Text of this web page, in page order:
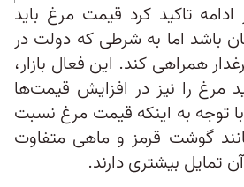
تاکید کرد قیمت مرغ باید
تومان باشد اما به شرطی که دولت در
همراهی کند. این فعال بازار،
مرغ را نیز در افزایش قیمت‌ها
توجه به اینکه قیمت مرغ نسبت
گوشت قرمز و ماهی متفاوت
تمایل بیشتری دارند.